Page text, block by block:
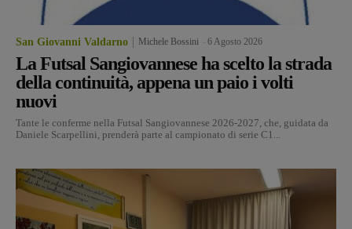
San Giovanni Valdarno Michele Bossini 6 Agosto 2026
La Futsal Sangiovannese ha scelto la strada
della continuità, appena un paio i volti
nuovi
Tante le conferme nella Futsal Sangiovannese 2026-2027, che, guidata da
Daniele Scarpellini, prenderà parte al campionato di serie C1...